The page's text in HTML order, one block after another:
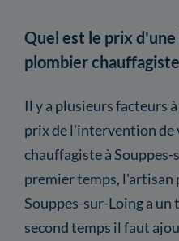
Quel est le prix
plombier
Il y a plusieurs facteurs
prix de l'intervention
chauffagiste à Souppes-
premier temps, l'artisan
Souppes-sur-Loing a un
second temps il faut